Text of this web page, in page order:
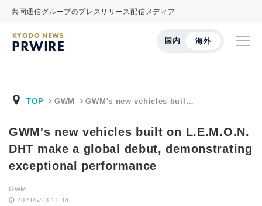
共同通信グループのプレスリリース配信メディア
国内 海外
KYODO NEWS
PRWIRE
TOP GWM GWM's new vehicles buil…
GWM's new vehicles built on L.E.M.O.N.
DHT make a global debut, demonstrating
exceptional performance
GWM
2021/5/18 11:14